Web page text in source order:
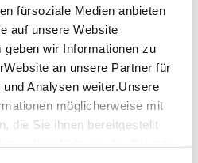
fürsoziale Medien anbieten
auf unsere Website
wir Informationen zu
an unsere Partner für
Analysen weiter.Unsere
möglicherweise mit
die Sie ihnen bereitgestellt
~~~
there are
mango chutney,
and vegetables
~~~
don’t miss the